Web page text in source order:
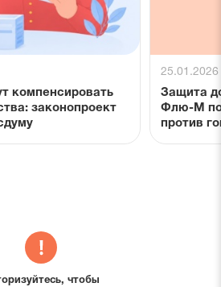
компенсировать
законопроект
25.01.2026
Защита
Флю-М
против
чтобы